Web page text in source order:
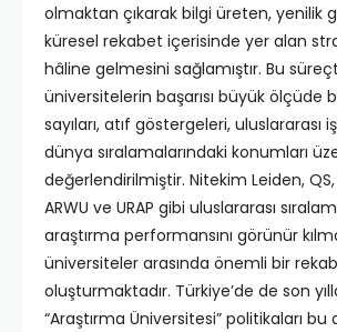
olmaktan çıkarak bilgi üreten, yenilik
küresel rekabet içerisinde yer alan
hâline gelmesini sağlamıştır. Bu
üniversitelerin başarısı büyük ölçüde
sayıları, atıf göstergeleri, uluslararası
dünya sıralamalarındaki konumları
değerlendirilmiştir. Nitekim Leiden,
ARWU ve URAP gibi uluslararası
araştırma performansını görünür
üniversiteler arasında önemli bir
oluşturmaktadır. Türkiye’de de son
“Araştırma Üniversitesi” politikaları bu